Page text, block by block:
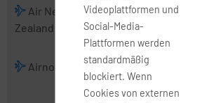
Air New
Zealand
Air Vanuatu Aircalin
Airnorth Airwork
Videoplattformen und
Social-Media-
Plattformen werden
standardmäßig
blockiert. Wenn
Cookies von externen